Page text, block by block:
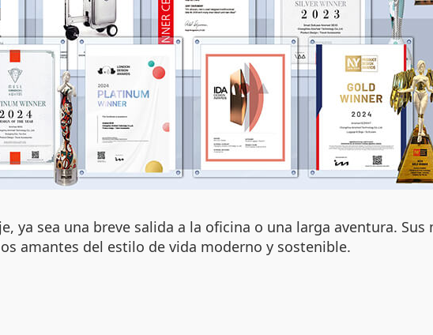
ya sea una breve salida a la oficina o una larga aventura.
amantes del estilo de vida moderno y sostenible.